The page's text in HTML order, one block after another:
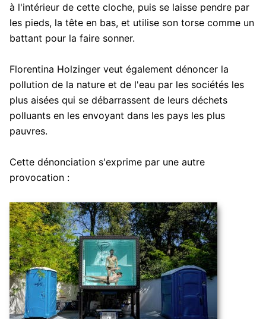
à l'intérieur de cette cloche, puis se laisse pendre par
les pieds, la tête en bas, et utilise son torse comme un
battant pour la faire sonner.
Florentina Holzinger veut également dénoncer la
pollution de la nature et de l'eau par les sociétés les
plus aisées qui se débarrassent de leurs déchets
polluants en les envoyant dans les pays les plus
pauvres.
Cette dénonciation s'exprime par une autre
provocation :